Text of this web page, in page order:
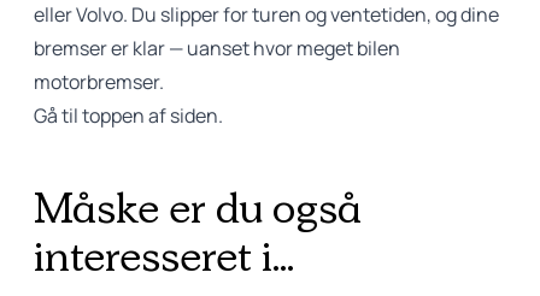
eller Volvo. Du slipper for turen og ventetiden, og dine
bremser er klar — uanset hvor meget bilen
motorbremser.
Gå til toppen af siden.
Måske er du også
interesseret i...